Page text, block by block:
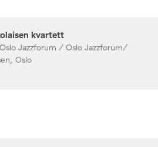
kvartett
Oslo Jazzforum / Oslo Jazzforum/
Oslo